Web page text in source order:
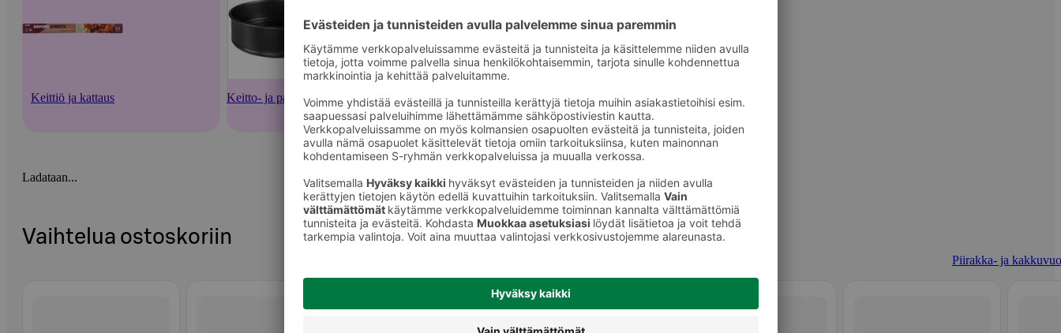
Keittiö ja kattaus Keitto- ja paistoastiat Piirakka- ja kakkuvuoat
Ladataan...
Vaihtelua ostoskoriin
Piirakka- ja